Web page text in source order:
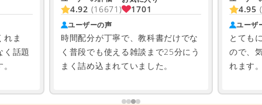
れま
く話題
4.92 (16671) 1701
ユーザーの声
時間配分が丁寧で、教科書だけでな
く普段でも使える雑談まで25分にう
まく詰め込まれていました。
4.95
ユーザ
とても
ので、
れます